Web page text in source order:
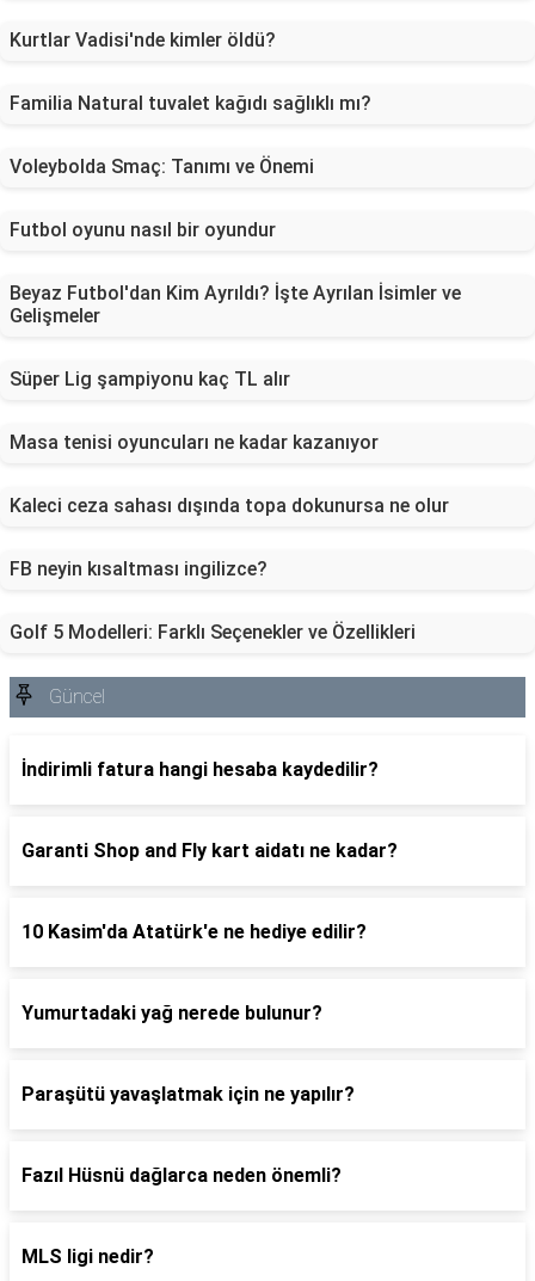
Kurtlar Vadisi'nde kimler öldü?
Familia Natural tuvalet kağıdı sağlıklı mı?
Voleybolda Smaç: Tanımı ve Önemi
Futbol oyunu nasıl bir oyundur
Beyaz Futbol'dan Kim Ayrıldı? İşte Ayrılan İsimler ve
Gelişmeler
Süper Lig şampiyonu kaç TL alır
Masa tenisi oyuncuları ne kadar kazanıyor
Kaleci ceza sahası dışında topa dokunursa ne olur
FB neyin kısaltması ingilizce?
Golf 5 Modelleri: Farklı Seçenekler ve Özellikleri
Güncel
İndirimli fatura hangi hesaba kaydedilir?
Garanti Shop and Fly kart aidatı ne kadar?
10 Kasim'da Atatürk'e ne hediye edilir?
Yumurtadaki yağ nerede bulunur?
Paraşütü yavaşlatmak için ne yapılır?
Fazıl Hüsnü dağlarca neden önemli?
MLS ligi nedir?